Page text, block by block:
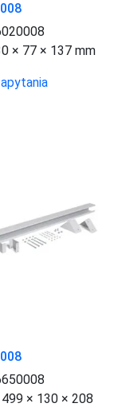
× 77 × 137 mm
× 130 × 208